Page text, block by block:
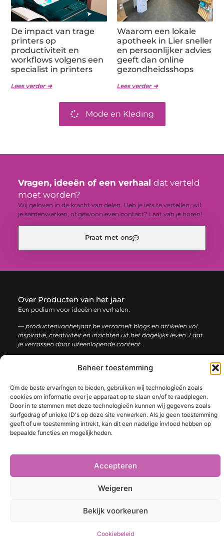
Beheer toestemming
Om de beste ervaringen te bieden, gebruiken wij technologieën zoals
cookies om informatie over je apparaat op te slaan en/of te raadplegen.
Door in te stemmen met deze technologieën kunnen wij gegevens zoals
surfgedrag of unieke ID's op deze site verwerken. Als je geen toestemming
geeft of uw toestemming intrekt, kan dit een nadelige invloed hebben op
bepaalde functies en mogelijkheden.
Accepteren
Weigeren
Bekijk voorkeuren
Cookiebeleid
De impact van trage
printers op
productiviteit en
workflows volgens een
specialist in printers
Lees verder ➜
Waarom een lokale
apotheek in Lier sneller
en persoonlijker advies
geeft dan online
gezondheidsshops
Lees verder ➜
Mode en Kleding
Vragen, ideeën of een verhaal dat verteld
moet worden?
Wij geloven in de kracht van delen. Heb je iets te vertellen, wil
je samenwerken, of gewoon even contact? Laat van je horen!
Praat met ons
Over Producten van het jaar
Een podium voor ideeën en verhalen.
— productenvanhetjaar.be verzamelt blogs en artikelen vol
inspiratie, creativiteit en inzichten uit het dagelijks leven. Laat
je verrassen door uiteenlopende content.
Bericht categorie